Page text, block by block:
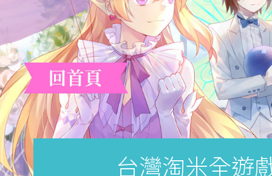
台灣淘米全遊